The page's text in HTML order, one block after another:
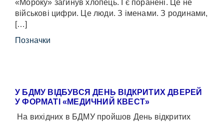
«Мороку» загинув хлопець. І є поранені. Це не
військові цифри. Це люди. З іменами. З родинами,
[…]
Позначки
У БДМУ ВІДБУВСЯ ДЕНЬ ВІДКРИТИХ ДВЕРЕЙ
У ФОРМАТІ «МЕДИЧНИЙ КВЕСТ»
На вихідних в БДМУ пройшов День відкритих